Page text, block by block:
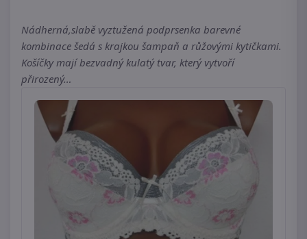
Nádherná,slabě vyztužená podprsenka barevné
kombinace šedá s krajkou šampaň a růžovými kytičkami.
Košíčky mají bezvadný kulatý tvar, který vytvoří
přirozený…